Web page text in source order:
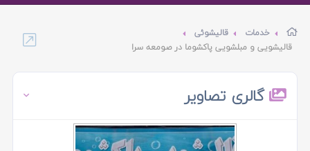
خدمات
قالیشوئی
قالیشویی و مبلشویی پاکشوما در صومعه سرا
گالری تصاویر